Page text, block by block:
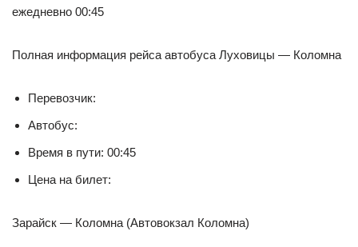
ежедневно 00:45
Полная информация рейса автобуса Луховицы — Коломна
Перевозчик:
Автобус:
Время в пути: 00:45
Цена на билет:
Зарайск — Коломна (Автовокзал Коломна)